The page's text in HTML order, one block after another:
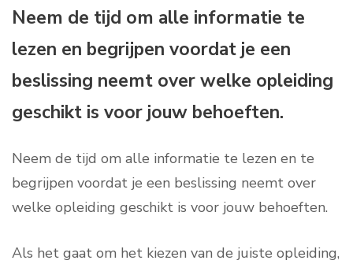
Neem de tijd om alle informatie te
lezen en begrijpen voordat je een
beslissing neemt over welke opleiding
geschikt is voor jouw behoeften.
Neem de tijd om alle informatie te lezen en te
begrijpen voordat je een beslissing neemt over
welke opleiding geschikt is voor jouw behoeften.
Als het gaat om het kiezen van de juiste opleiding,